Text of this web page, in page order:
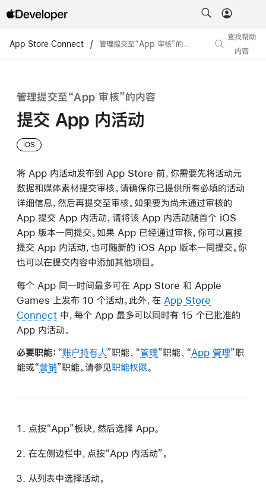
App Store Connect / 管理提交至“App 审核”的内容 提交 App 内活
查找帮助
内容
管理提交至“App 审核”的内容
提交 App 内活动
iOS
将 App 内活动发布到 App Store 前，你需要先将活动元
数据和媒体素材提交审核。请确保你已提供所有必填的活动
详细信息，然后再提交至审核。如果要为尚未通过审核的
App 提交 App 内活动，请将该 App 内活动随首个 iOS
App 版本一同提交。如果 App 已经通过审核，你可以直接
提交 App 内活动，也可随新的 iOS App 版本一同提交。你
也可以在提交内容中添加其他项目。
每个 App 同一时间最多可在 App Store 和 Apple
Games 上发布 10 个活动。此外，在 App Store
Connect 中，每个 App 最多可以同时有 15 个已批准的
App 内活动。
必要职能： “账户持有人 ”职能、“管理”职能、“App 管理”职
能或“营销”职能。请参见职能权限。
点按“App”板块，然后选择 App。
在左侧边栏中，点按“App 内活动”。
从列表中选择活动。